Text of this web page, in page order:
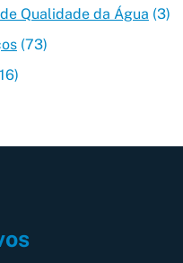
Qualidade da Água (3)
(73)